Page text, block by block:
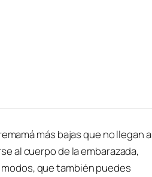
más bajas que no llegan a
al cuerpo de la embarazada,
que también puedes